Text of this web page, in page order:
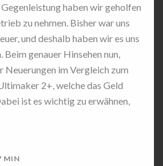
haben wir geholfen
zu nehmen. Bisher war uns
und deshalb haben wir es uns
Beim genauer Hinsehen nun,
Neuerungen im Vergleich zum
2+, welche das Geld
ist es wichtig zu erwähnen,
MIN